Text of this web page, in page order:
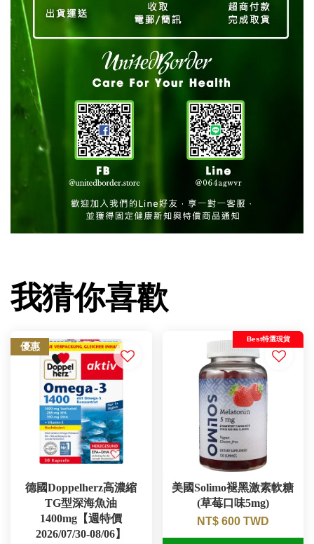
我猜你喜歡
優惠
德國Doppelherz高濃縮
TG型深海魚油
1400mg【週特價
2026/07/30-08/06】
Best特選現貨
美國Solimo褪黑激素軟糖
(草莓口味5mg)
NT$ 600 TWD